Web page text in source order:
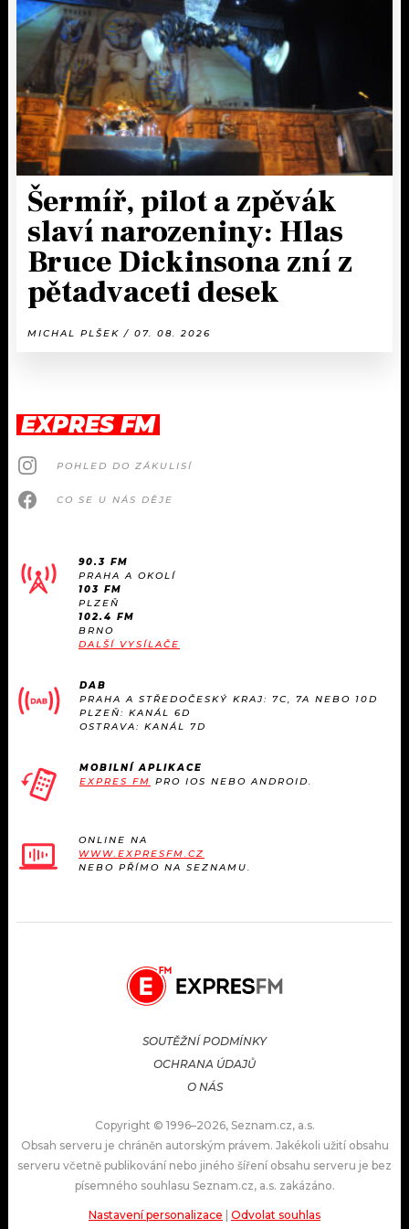
Šermíř, pilot a zpěvák
slaví narozeniny: Hlas
Bruce Dickinsona zní z
pětadvaceti desek
MICHAL PLŠEK / 07. 08. 2026
EXPRES FM
POHLED DO ZÁKULISÍ
CO SE U NÁS DĚJE
90.3 FM
PRAHA A OKOLÍ
103 FM
PLZEŇ
102.4 FM
BRNO
DALŠÍ VYSÍLAČE
DAB
PRAHA A STŘEDOČESKÝ KRAJ: 7C, 7A NEBO 10D
PLZEŇ: KANÁL 6D
OSTRAVA: KANÁL 7D
MOBILNÍ APLIKACE
EXPRES FM PRO IOS NEBO ANDROID.
ONLINE NA
WWW.EXPRESFM.CZ
NEBO PŘÍMO NA SEZNAMU.
SOUTĚŽNÍ PODMÍNKY
OCHRANA ÚDAJŮ
O NÁS
Copyright © 1996–2026, Seznam.cz, a.s.
Obsah serveru je chráněn autorským právem. Jakékoli užití obsahu
serveru včetně publikování nebo jiného šíření obsahu serveru je bez
písemného souhlasu Seznam.cz, a.s. zakázáno.
Nastavení personalizace Odvolat souhlas